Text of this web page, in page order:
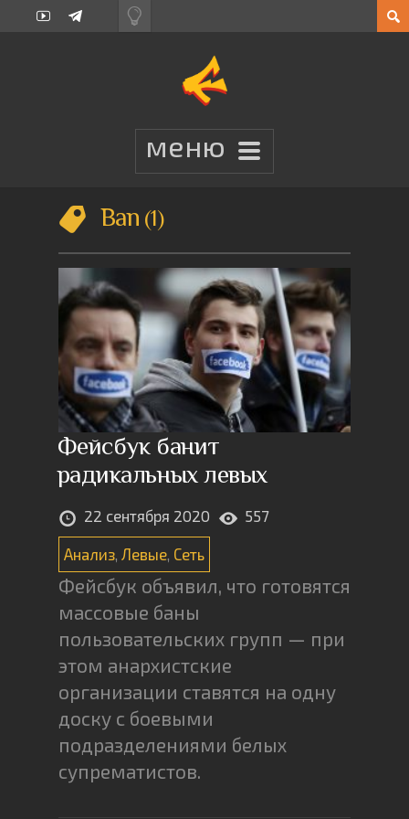
Ban 1
Фейсбук банит
радикальных левых
22 сентября 2020 557
Анализ Левые Сеть
Фейсбук объявил, что готовятся
массовые баны
пользовательских групп — при
этом анархистские
организации ставятся на одну
доску с боевыми
подразделениями белых
супрематистов.